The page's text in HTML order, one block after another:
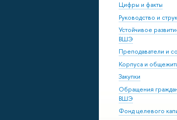
Цифры и факты
Руководство и
Устойчивое
ВШЭ
Преподаватели и
Корпуса и
Закупки
Обращения
ВШЭ
Фонд целевого